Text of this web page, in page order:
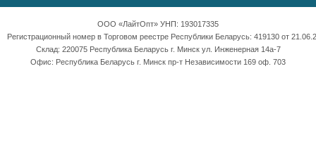
ООО «ЛайтОпт» УНП: 193017335
Регистрационный номер в Торговом реестре Республики Беларусь: 419130 от
Склад: 220075 Республика Беларусь г. Минск ул. Инженерная 14а-7
Офис: Республика Беларусь г. Минск пр-т Независимости 169 оф. 703